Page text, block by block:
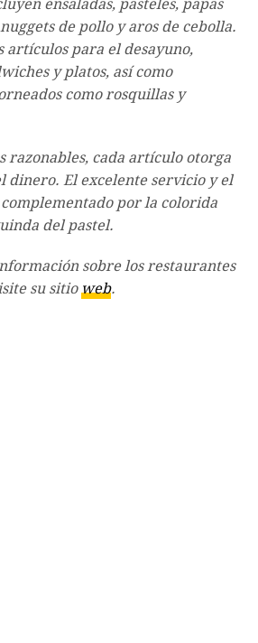
ensaladas, pasteles, papas
de pollo y aros de cebolla.
artículos para el desayuno,
y platos, así como
como rosquillas y
razonables, cada artículo otorga
dinero. El excelente servicio y el
por la colorida
del pastel.
sobre los restaurantes
su sitioweb.